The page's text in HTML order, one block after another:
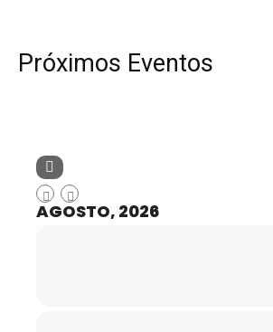
Próximos Eventos
AGOSTO, 2026